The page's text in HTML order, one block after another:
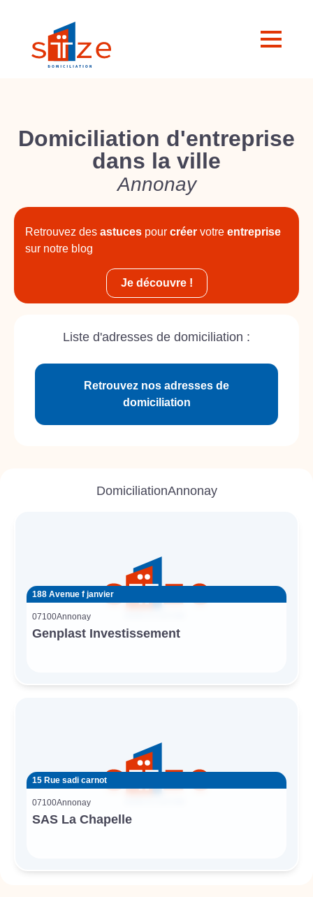
Domiciliation d'entreprise
dans la ville
Annonay
Retrouvez des astuces pour créer votre entreprise
sur notre blog
Je découvre !
Liste d'adresses de domiciliation :
Retrouvez nos adresses de
domiciliation
DomiciliationAnnonay
188 Avenue f janvier
07100Annonay
Genplast Investissement
15 Rue sadi carnot
07100Annonay
SAS La Chapelle